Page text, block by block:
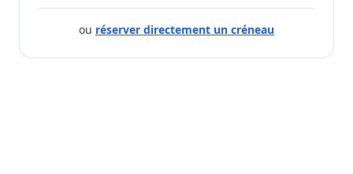
ou réserver directement un créneau